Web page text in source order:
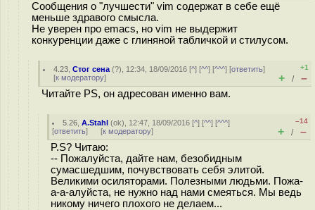
Сообщения о "лучшести" vim содержат в себе ещё
меньше здравого смысла.
Не уверен про emacs, но vim не выдержит
конкуренции даже с глиняной табличкой и стилусом.
4.23 ,Стог сена (?), 12:34, 18/09/2016 [^] [^^] [^^^] [ответить]
[к модератору]
+1
+ / –
Читайте PS, он адресован именно вам.
5.26 ,A.Stahl (ok), 12:47, 18/09/2016 [^] [^^] [^^^]
[ответить] [к модератору]
–14
+ / –
P.S? Читаю:
-- Пожалуйста, дайте нам, безобидным
сумасшедшим, почувствовать себя элитой.
Великими осиляторами. Полезными людьми. Пожа-
а-а-алуйста, не нужно над нами смеяться. Мы ведь
никому ничего плохого не делаем...